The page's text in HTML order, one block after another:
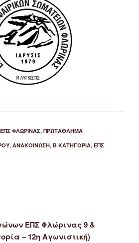
ΦΛΏΡΙΝΑΣ, ΠΡΩΤΆΘΛΗΜΑ
, ΑΝΑΚΟΊΝΩΣΗ, Β ΚΑΤΗΓΟΡΊΑ, ΕΠΣ
ΕΠΣ Φλώρινας 9 &
– 12η Αγωνιστική)